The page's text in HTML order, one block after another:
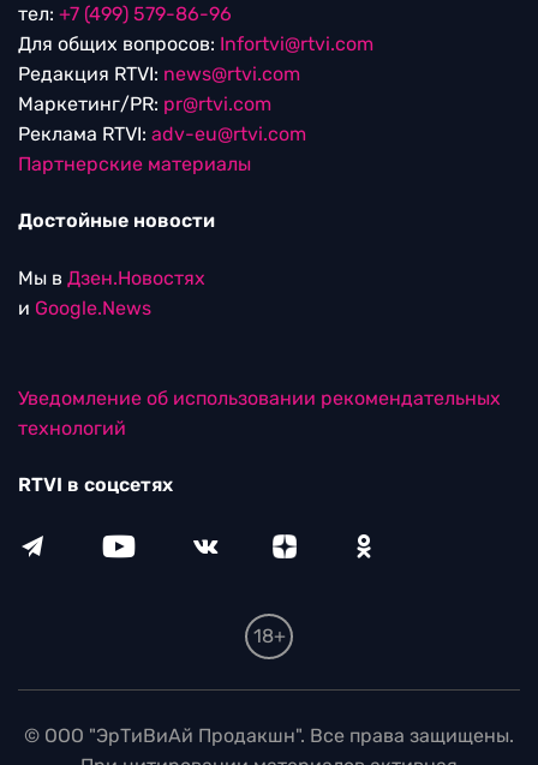
тел: +7 (499) 579-86-96
Для общих вопросов: Infortvi@rtvi.com
Редакция RTVI: news@rtvi.com
Маркетинг/PR: pr@rtvi.com
Реклама RTVI: adv-eu@rtvi.com
Партнерские материалы
Достойные новости
Мы в Дзен.Новостях
и Google.News
Уведомление об использовании рекомендательных
технологий
RTVI в соцсетях
18+
© ООО "ЭрТиВиАй Продакшн". Все права защищены.